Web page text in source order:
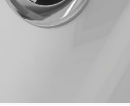
х Ш х В)